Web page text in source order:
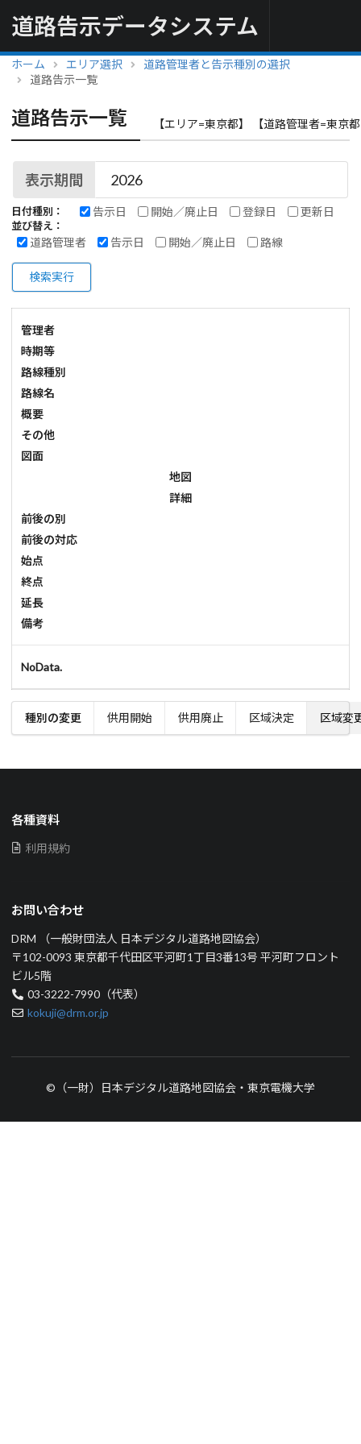
道路告示データシステム
ホーム エリア選択
道路管理者と告示種別の選択
道路告示一覧
道路告示一覧 【エリア=東京都】 【道路管理者=東京
表示期間
日付種別： 告示日 開始／廃止日 登録日 更新日
並び替え：
道路管理者 告示日 開始／廃止日 路線
検索実行
管理者
時期等
路線種別
路線名
概要
その他
図面
地図
詳細
前後の別
前後の対応
始点
終点
延長
備考
NoData.
種別の変更 供用開始 供用廃止 区域決定 区域変
各種資料
利用規約
お問い合わせ
DRM （一般財団法人 日本デジタル道路地図協会）
〒102-0093 東京都千代田区平河町1丁目3番13号 平河町フロント
ビル5階
03-3222-7990（代表）
kokuji@drm.or.jp
©（一財）日本デジタル道路地図協会・東京電機大学